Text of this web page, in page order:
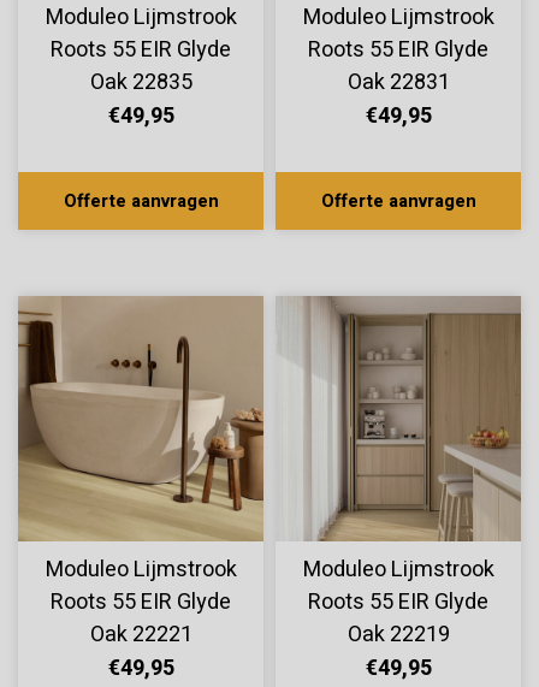
Moduleo Lijmstrook
Roots 55 EIR Glyde
Oak 22835
€49,95
Offerte aanvragen
Moduleo Lijmstrook
Roots 55 EIR Glyde
Oak 22831
€49,95
Offerte aanvragen
Moduleo Lijmstrook
Roots 55 EIR Glyde
Oak 22221
€49,95
Moduleo Lijmstrook
Roots 55 EIR Glyde
Oak 22219
€49,95